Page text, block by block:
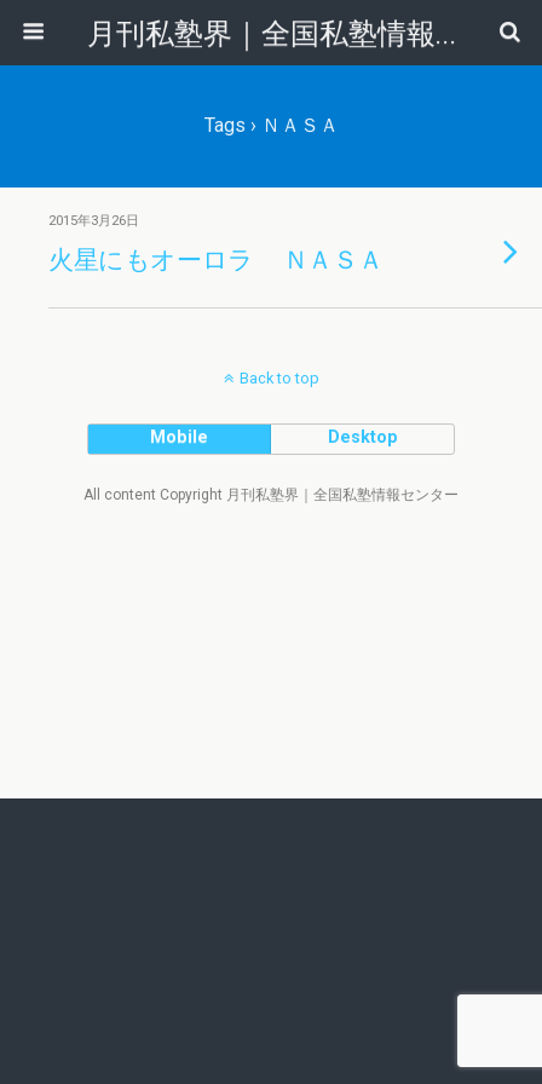
月刊私塾界｜全国私塾情報センター
Tags › ＮＡＳＡ
2015年3月26日
火星にもオーロラ ＮＡＳＡ
Back to top
Mobile Desktop
All content Copyright 月刊私塾界｜全国私塾情報センター